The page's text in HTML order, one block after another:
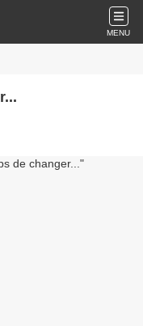
MENU